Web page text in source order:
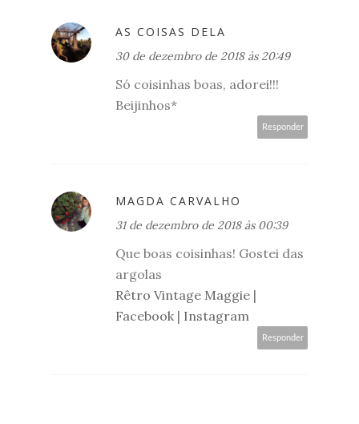
AS COISAS DELA
30 de dezembro de 2018 às 20:49
Só coisinhas boas, adorei!!!
Beijinhos*
Responder
MAGDA CARVALHO
31 de dezembro de 2018 às 00:39
Que boas coisinhas! Gostei das
argolas
Rêtro Vintage Maggie |
Facebook | Instagram
Responder